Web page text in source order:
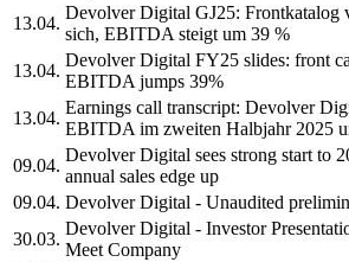
13.04.
Devolver Digital GJ25: Frontkatalog
sich, EBITDA steigt um 39 %
13.04.
Devolver Digital FY25 slides: front
EBITDA jumps 39%
13.04.
Earnings call transcript: Devolver
EBITDA im zweiten Halbjahr 2025
09.04.
Devolver Digital sees strong start to
annual sales edge up
09.04. Devolver Digital - Unaudited
30.03.
Devolver Digital - Investor
Meet Company